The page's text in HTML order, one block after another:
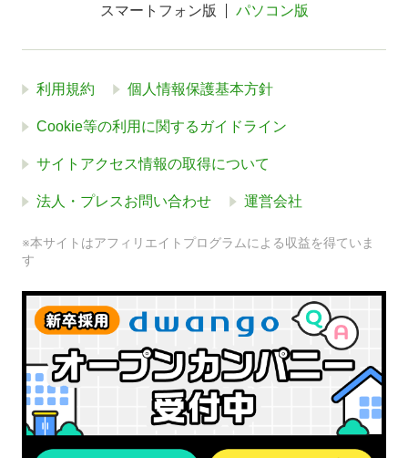
スマートフォン版 パソコン版
利用規約 個人情報保護基本方針
Cookie等の利用に関するガイドライン
サイトアクセス情報の取得について
法人・プレスお問い合わせ 運営会社
※本サイトはアフィリエイトプログラムによる収益を得ていま
す